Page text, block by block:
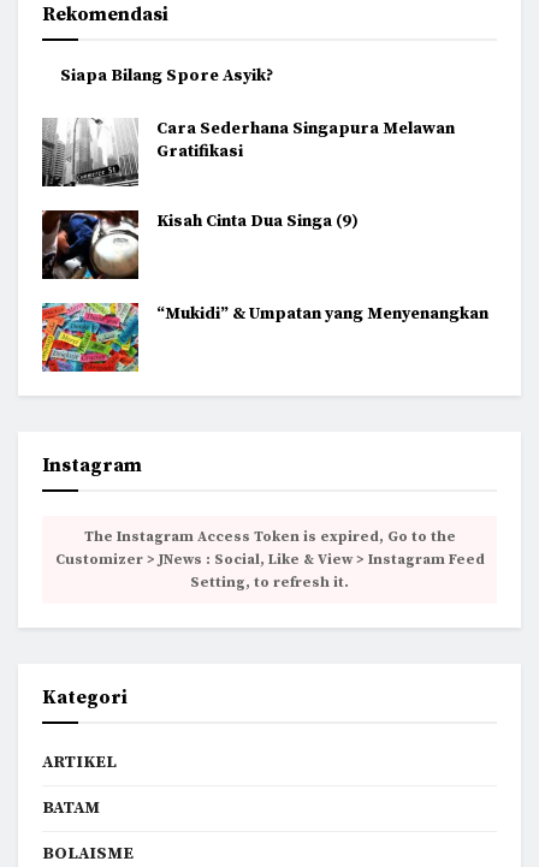
Rekomendasi
Siapa Bilang Spore Asyik?
Cara Sederhana Singapura Melawan
Gratifikasi
Kisah Cinta Dua Singa (9)
“Mukidi” & Umpatan yang Menyenangkan
Instagram
The Instagram Access Token is expired, Go to the
Customizer > JNews : Social, Like & View > Instagram Feed
Setting, to refresh it.
Kategori
ARTIKEL
BATAM
BOLAISME